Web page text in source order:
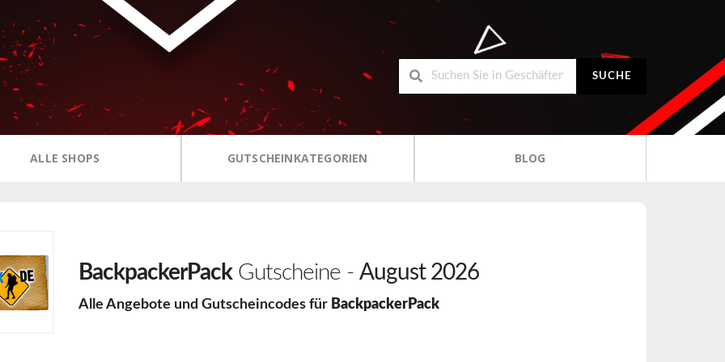
SUCHE
ALLE SHOPS GUTSCHEINKATEGORIEN BLOG
BackpackerPackGutscheine - August 2026
Alle Angebote und Gutscheincodes für BackpackerPack